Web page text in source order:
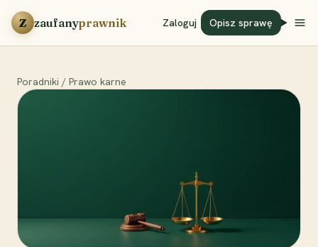
Przejdź do treści
Z zaufanyprawnik Zaloguj Opisz sprawę
Poradniki / Prawo karne